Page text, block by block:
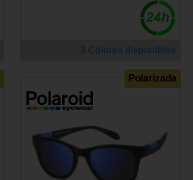
3 Colores disponibles
Polarizada